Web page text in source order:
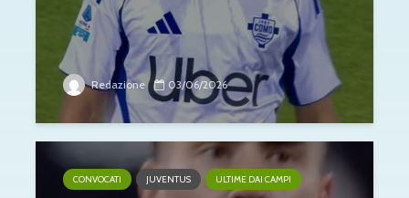
Redazione 03/06/2026
CONVOCATI JUVENTUS ULTIME DAI CAMPI